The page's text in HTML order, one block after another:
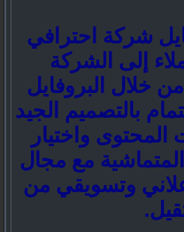
شركة احترافي
إلى الشركة
خلال البروفايل
بالتصميم الجيد
المحتوى واختيار
مع مجال
وتسويقي من